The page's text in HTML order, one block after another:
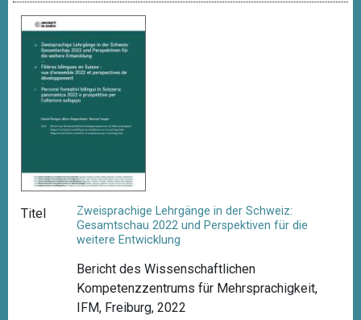
Titel
Zweisprachige Lehrgänge in der Schweiz:
Gesamtschau 2022 und Perspektiven für die
weitere Entwicklung
Bericht des Wissenschaftlichen
Kompetenzzentrums für Mehrsprachigkeit,
IFM, Freiburg, 2022